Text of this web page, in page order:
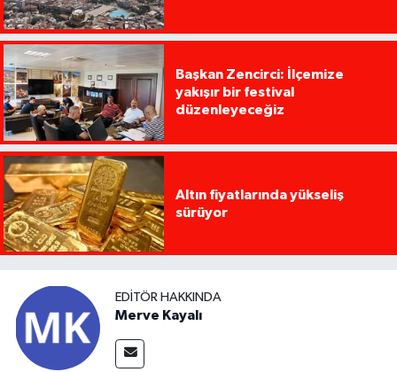
Başkan Zencirci: İlçemize
yakışır bir festival
düzenleyeceğiz
Altın fiyatlarında yükseliş
sürüyor
EDITÖR HAKKINDA
Merve Kayalı